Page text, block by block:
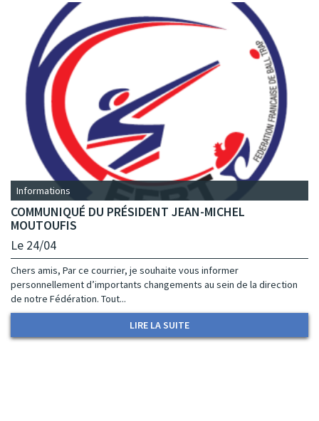
Informations
COMMUNIQUÉ DU PRÉSIDENT JEAN-MICHEL
MOUTOUFIS
Le 24/04
Chers amis, Par ce courrier, je souhaite vous informer
personnellement d’importants changements au sein de la direction
de notre Fédération. Tout...
LIRE LA SUITE